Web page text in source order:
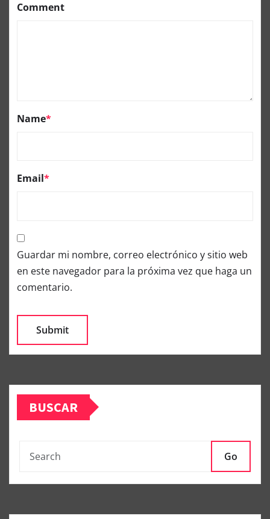
Comment
Name*
Email*
Guardar mi nombre, correo electrónico y sitio web
en este navegador para la próxima vez que haga un
comentario.
BUSCAR
Go